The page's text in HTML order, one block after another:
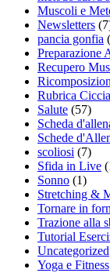
Muscoli e
Newsletters
pancia gonfia
Preparazione
Recupero
Rubrica
Salute (57)
Scheda
Schede
scoliosi (7)
Sfida in Live
Sonno (1)
Stretching &
Tornare in
Trazione alla
Tutorial
Uncategorized
Yoga e Fitness